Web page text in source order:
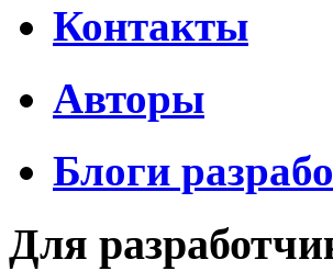
Контакты
Авторы
Блоги
Для